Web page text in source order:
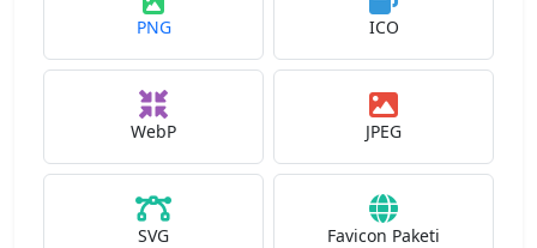
PNG ICO
WebP JPEG
SVG Favicon Paketi